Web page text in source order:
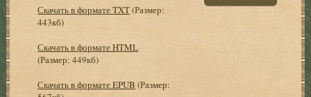
Скачать в формате TXT(Размер:
443кб)
Скачать в формате HTML
(Размер: 449кб)
Скачать в формате EPUB (Размер: